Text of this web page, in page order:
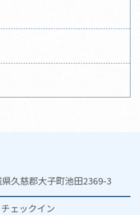
久慈郡大子町池田2369-3
チェックイン